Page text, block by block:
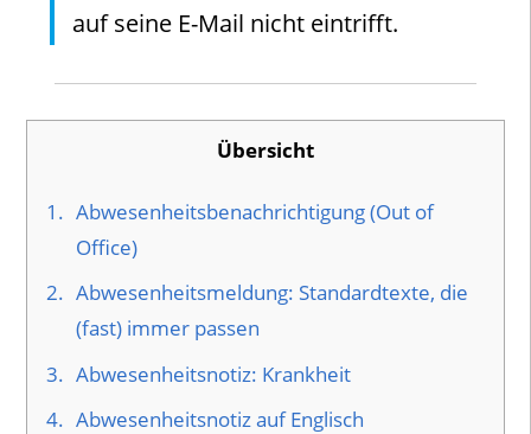
auf seine E-Mail nicht eintrifft.
Übersicht
1. Abwesenheitsbenachrichtigung (Out of
Office)
2. Abwesenheitsmeldung: Standardtexte, die
(fast) immer passen
3. Abwesenheitsnotiz: Krankheit
4. Abwesenheitsnotiz auf Englisch